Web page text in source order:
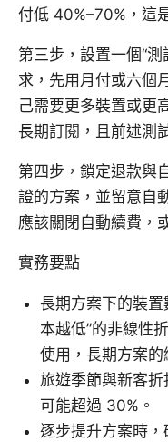
付低 40%–70%，這
第三步，設置一個“
求，先用月付或六個
己需要更多裝置或更
長期訂閱，且前述測
第四步，鎖定退款與
證的方案，並留意自
應該關閉自動續費，
實務要點
長期方案下的裝
本越低”的非線性
使用，長期方案的
旅遊季節與新客
可能超過 30%。
逐步提升方案時，